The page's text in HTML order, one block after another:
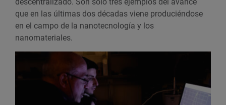
que en las últimas dos décadas viene produciéndose
en el campo de la nanotecnología y los
nanomateriales.